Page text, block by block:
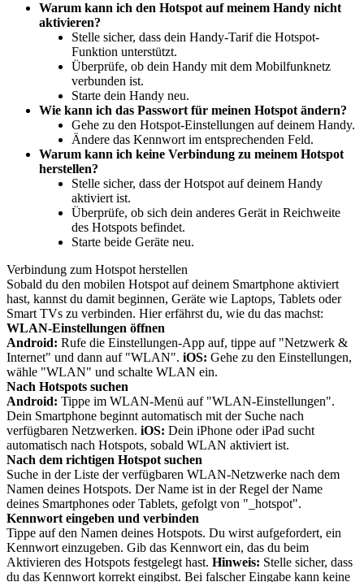
Warum kann ich den Hotspot auf meinem Handy nicht
aktivieren?
Stelle sicher, dass dein Handy-Tarif die Hotspot-
Funktion unterstützt.
Überprüfe, ob dein Handy mit dem Mobilfunknetz
verbunden ist.
Starte dein Handy neu.
Wie kann ich das Passwort für meinen Hotspot ändern?
Gehe zu den Hotspot-Einstellungen auf deinem Handy.
Ändere das Kennwort im entsprechenden Feld.
Warum kann ich keine Verbindung zu meinem Hotspot
herstellen?
Stelle sicher, dass der Hotspot auf deinem Handy
aktiviert ist.
Überprüfe, ob sich dein anderes Gerät in Reichweite
des Hotspots befindet.
Starte beide Geräte neu.
Verbindung zum Hotspot herstellen
Sobald du den mobilen Hotspot auf deinem Smartphone aktiviert
hast, kannst du damit beginnen, Geräte wie Laptops, Tablets oder
Smart TVs zu verbinden. Hier erfährst du, wie du das machst:
WLAN-Einstellungen öffnen
Android: Rufe die Einstellungen-App auf, tippe auf "Netzwerk &
Internet" und dann auf "WLAN". iOS: Gehe zu den Einstellungen,
wähle "WLAN" und schalte WLAN ein.
Nach Hotspots suchen
Android: Tippe im WLAN-Menü auf "WLAN-Einstellungen".
Dein Smartphone beginnt automatisch mit der Suche nach
verfügbaren Netzwerken. iOS: Dein iPhone oder iPad sucht
automatisch nach Hotspots, sobald WLAN aktiviert ist.
Nach dem richtigen Hotspot suchen
Suche in der Liste der verfügbaren WLAN-Netzwerke nach dem
Namen deines Hotspots. Der Name ist in der Regel der Name
deines Smartphones oder Tablets, gefolgt von "_hotspot".
Kennwort eingeben und verbinden
Tippe auf den Namen deines Hotspots. Du wirst aufgefordert, ein
Kennwort einzugeben. Gib das Kennwort ein, das du beim
Aktivieren des Hotspots festgelegt hast. Hinweis: Stelle sicher, dass
du das Kennwort korrekt eingibst. Bei falscher Eingabe kann keine